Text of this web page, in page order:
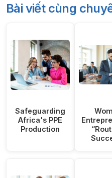
Bài viết cùng
Safeguarding
Africa's PPE
Production